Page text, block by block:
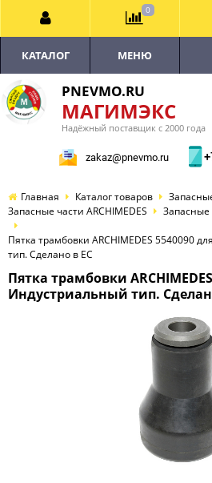
PNEVMO.RU
МАГИМЭКС
Надёжный поставщик с 2000 года
zakaz@pnevmo.ru
КАТАЛОГ МЕНЮ
Главная Каталог товаров
Запасные части ARCHIMEDES
Запасные
Пятка трамбовки ARCHIMEDES 5540090
тип. Сделано в ЕС
Пятка трамбовки
Индустриальный тип.
0